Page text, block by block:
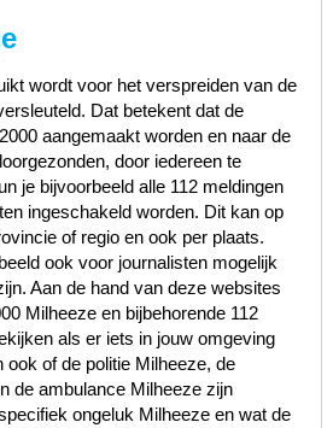
wordt voor het verspreiden van de
Dat betekent dat de
aangemaakt worden en naar de
door iedereen te
je bijvoorbeeld alle 112 meldingen
ingeschakeld worden. Dit kan op
of regio en ook per plaats.
ook voor journalisten mogelijk
Aan de hand van deze websites
Milheeze en bijbehorende 112
als er iets in jouw omgeving
ook of de politie Milheeze, de
de ambulance Milheeze zijn
ongeluk Milheeze en wat de